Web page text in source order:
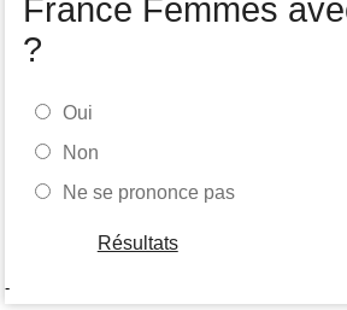
France Femmes
?
Oui
Non
Ne se prononce pas
Résultats
-